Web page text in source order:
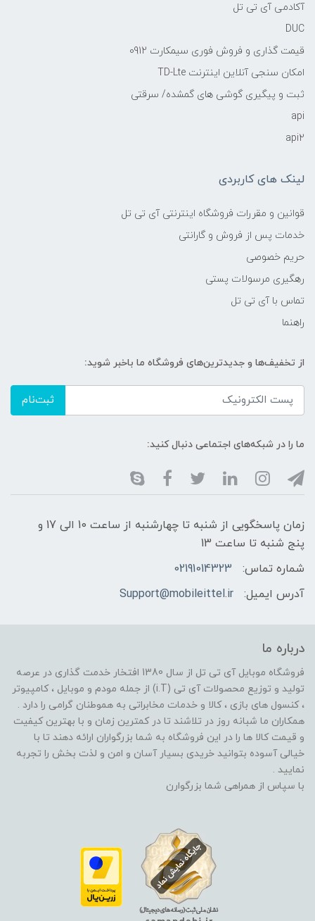
آکادمی آی تی تل
DUC
قیمت گذاری و فروش فوری سیمکارت 0912
امکان سنجی آنلاین اینترنت TD-Lte
ثبت و پیگیری گوشی های گمشده/ سرقتی
api
api2
لینک های کاربردی
قوانین و مقررات فروشگاه اینترنتی آی تی تل
خدمات پس از فروش و گارانتی
حریم خصوصی
رهگیری مرسولات پستی
تماس با آی تی تل
راهنما
از تخفیف‌ها و جدیدترین‌های فروشگاه ما باخبر شوید:
ثبت‌نام
ما را در شبکه‌های اجتماعی دنبال کنید:
زمان پاسخگویی از شنبه تا چهارشنبه از ساعت 10 الی 17 و
پنج شنبه تا ساعت 13
شماره تماس:
02191014323
آدرس ایمیل:
Support@mobileittel.ir
درباره ما
فروشگاه موبایل آی تی تل از سال 1380 افتخار خدمت گذاری در عرصه
تولید و توزیع محصولات آی تی (i.T) از جمله مودم و موبایل ، کامپیوتر
، کنسول های بازی ، کالا و خدمات مخابراتی به هموطنان گرامی را دارد .
همکاران ما شبانه روز در تلاشند تا در کمترین زمان و با بهترین کیفیت
و قیمت کالا ها را در این فروشگاه به شما بزرگواران ارائه دهند تا با
خیالی آسوده بتوانید خریدی بسیار آسان و امن و لذت بخش را تجربه
نمایید .
با سپاس از همراهی شما بزرگوارن